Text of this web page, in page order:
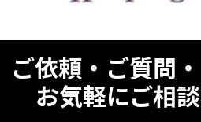
ご依頼・ご質問
お気軽にご相